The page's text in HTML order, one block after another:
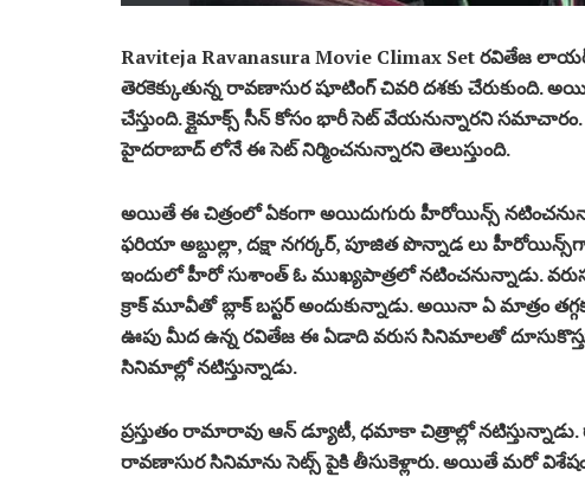
Raviteja Ravanasura Movie Climax Set రవితేజ
తెరకెక్కుతున్న రావణాసుర షూటింగ్ చివరి దశకు చేరుకుంది.
చేస్తుంది. క్లైమాక్స్ సీన్ కోసం భారీ సెట్ వేయనున్నారని సమాచారం.
హైదరాబాద్ లోనే ఈ సెట్ నిర్మించనున్నారని తెలుస్తుంది.
అయితే ఈ చిత్రంలో ఏకంగా అయిదుగురు హీరోయిన్స్
ఫరియా అబ్దుల్లా, దక్షా నగర్కర్‌, పూజిత పొన్నాడ లు
ఇందులో హీరో సుశాంత్ ఓ ముఖ్యపాత్రలో నటించనున్నాడు.
క్రాక్ మూవీతో బ్లాక్ బ‌స్ట‌ర్ అందుకున్నాడు. అయినా ఏ మాత్రం
ఊపు మీద ఉన్న రవితేజ ఈ ఏడాది వరుస సినిమాలతో
సినిమాల్లో నటిస్తున్నాడు.
ప్రస్తుతం రామారావు ఆన్ డ్యూటీ, ధ‌మాకా చిత్రాల్లో
రావ‌ణాసుర సినిమాను సెట్స్ పైకి తీసుకెళ్లారు. అయితే మరో